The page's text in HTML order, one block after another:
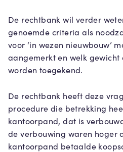
De rechtbank wil verder
genoemde criteria als
voor ‘in wezen nieuwbouw’
aangemerkt en welk
worden toegekend.
De rechtbank heeft deze
procedure die betrekking
kantoorpand, dat is
de verbouwing waren hoger
kantoorpand betaalde